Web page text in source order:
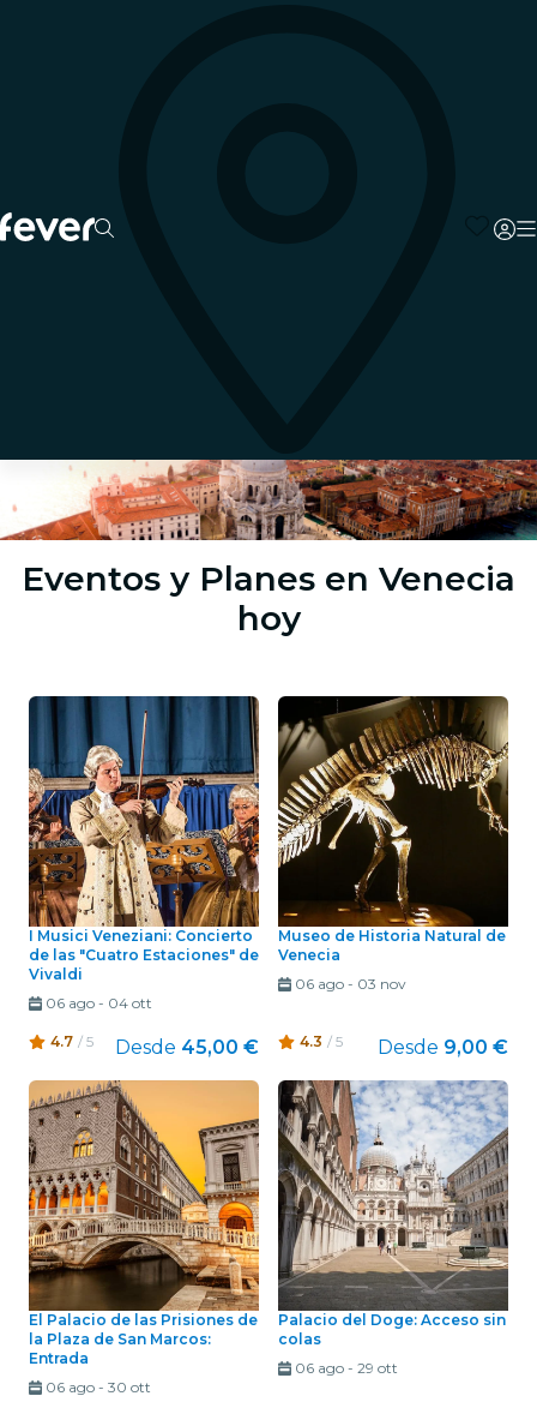
Eventos y Planes en Venecia
hoy
I Musici Veneziani: Concierto
de las "Cuatro Estaciones" de
Vivaldi
06 ago- 04 ott
4.7 / 5 Desde 45,00 €
Museo de Historia Natural de
Venecia
06 ago- 03 nov
4.3 / 5 Desde 9,00 €
El Palacio de las Prisiones de
la Plaza de San Marcos:
Entrada
06 ago- 30 ott
Palacio del Doge: Acceso sin
colas
06 ago- 29 ott